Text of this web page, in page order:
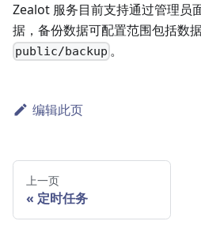
Zealot 服务目前支持通过管理员
据，备份数据可配置范围包括数
public/backup 。
编辑此页
上一页
定时任务